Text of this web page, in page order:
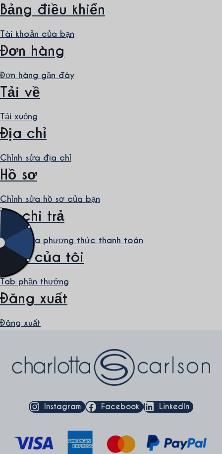
Bảng điều khiển
Tài khoản của bạn
Đơn hàng
Đơn hàng gần đây
Tải về
Tải xuống
Địa chỉ
Chỉnh sửa địa chỉ
Hồ sơ
Chỉnh sửa hồ sơ của bạn
Sự chi trả
Chỉnh sửa phương thức thanh toán
Điểm của tôi
Tab phần thưởng
Đăng xuất
Đăng xuất
Instagram Facebook LinkedIn